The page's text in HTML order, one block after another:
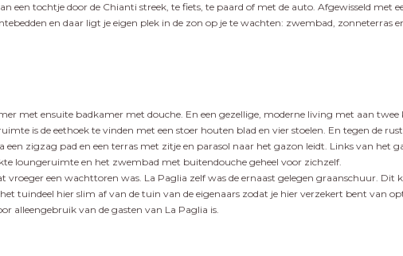
een tochtje door de Chianti streek, te fiets, te paard of met de auto. Afgewisseld
en daar ligt je eigen plek in de zon op je te wachten: zwembad, zonneterras
met ensuite badkamer met douche. En een gezellige, moderne living met aan
is de eethoek te vinden met een stoer houten blad en vier stoelen. En tegen de
een zigzag pad en een terras met zitje en parasol naar het gazon leidt. Links van het
loungeruimte en het zwembad met buitendouche geheel voor zichzelf.
vroeger een wachttoren was. La Paglia zelf was de ernaast gelegen graanschuur.
tuindeel hier slim af van de tuin van de eigenaars zodat je hier verzekert bent van
alleengebruik van de gasten van La Paglia is.